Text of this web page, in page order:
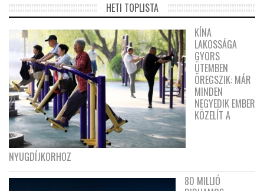
HETI TOPLISTA
KÍNA
LAKOSSÁGA
GYORS
ÜTEMBEN
ÖREGSZIK: MÁR
MINDEN
NEGYEDIK EMBER
KÖZELÍT A
NYUGDÍJKORHOZ
80 MILLIÓ